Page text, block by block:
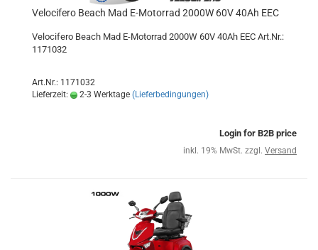
Velocifero Beach Mad E-Motorrad 2000W 60V 40Ah EEC
Velocifero Beach Mad E-Motorrad 2000W 60V 40Ah EEC Art.Nr.:
1171032
Art.Nr.: 1171032
Lieferzeit:
2-3 Werktage (Lieferbedingungen)
Login for B2B price
inkl. 19% MwSt. zzgl. Versand